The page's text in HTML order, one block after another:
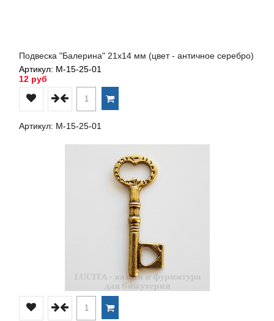
Подвеска "Балерина" 21х14 мм (цвет - античное серебро)
Артикул: М-15-25-01
12 руб
Артикул: М-15-25-01